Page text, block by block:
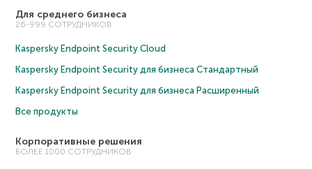
Для среднего бизнеса
26-999 СОТРУДНИКОВ
Kaspersky Endpoint Security Cloud
Kaspersky Endpoint Security для бизнеса Cтандартный
Kaspersky Endpoint Security для бизнеса Расширенный
Все продукты
Корпоративные решения
БОЛЕЕ 1000 СОТРУДНИКОВ